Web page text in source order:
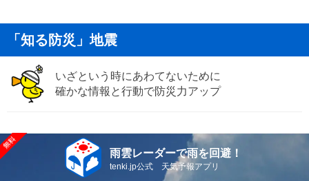
「知る防災」地震
いざという時にあわてないために
確かな情報と行動で防災力アップ
雨雲レーダーで雨を回避！
tenki.jp公式 天気予報アプリ